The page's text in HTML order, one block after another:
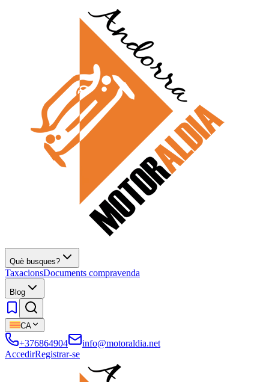
Què busques?
TaxacionsDocuments compravenda
Blog
CA
+376864904
info@motoraldia.net
AccedirRegistrar-se